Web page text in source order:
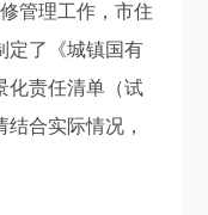
管理工作，市住
定了《城镇国有
化责任清单（试
合实际情况，